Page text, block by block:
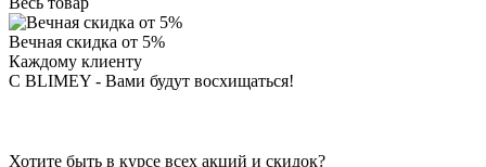
Вечная скидка от 5%
Каждому клиенту
С BLIMEY - Вами будут восхищаться!
Хотите быть в курсе всех акций и скидок?